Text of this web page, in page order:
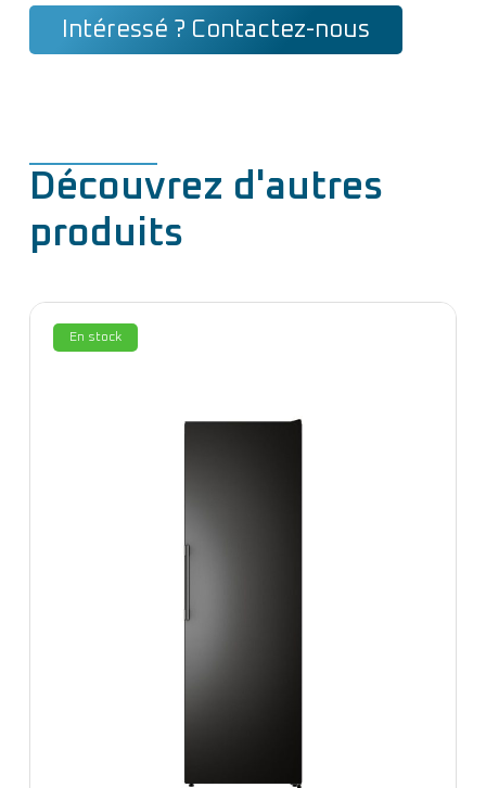
Intéressé ? Contactez-nous
Découvrez d'autres
produits
En stock